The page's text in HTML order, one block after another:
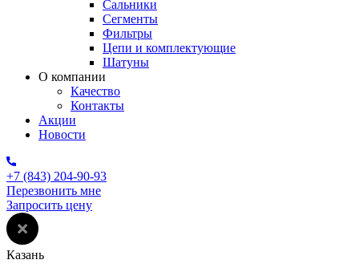
Сальники
Сегменты
Фильтры
Цепи и комплектующие
Шатуны
О компании
Качество
Контакты
Акции
Новости
+7 (843) 204-90-93
Перезвонить мне
Запросить цену
Казань